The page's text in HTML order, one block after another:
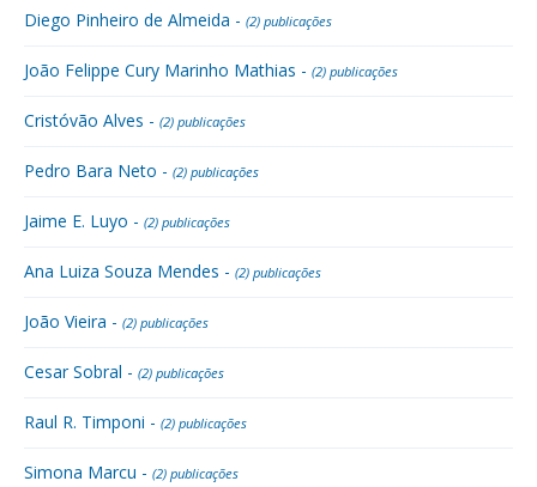
Diego Pinheiro de Almeida - (2) publicações
João Felippe Cury Marinho Mathias - (2) publicações
Cristóvão Alves - (2) publicações
Pedro Bara Neto - (2) publicações
Jaime E. Luyo - (2) publicações
Ana Luiza Souza Mendes - (2) publicações
João Vieira - (2) publicações
Cesar Sobral - (2) publicações
Raul R. Timponi - (2) publicações
Simona Marcu - (2) publicações